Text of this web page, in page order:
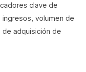
clave de
volumen de
adquisición de